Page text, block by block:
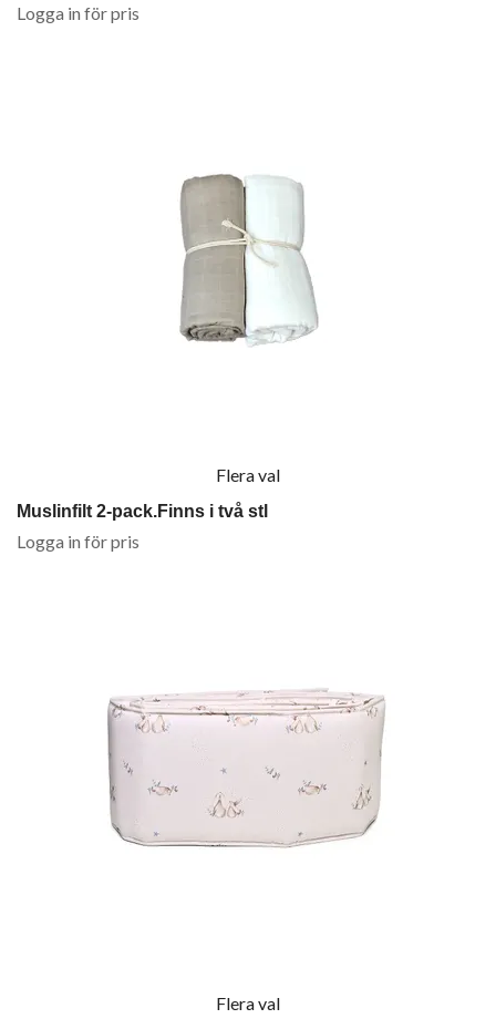
Logga in för pris
Flera val
Muslinfilt 2-pack.Finns i två stl
Logga in för pris
Flera val